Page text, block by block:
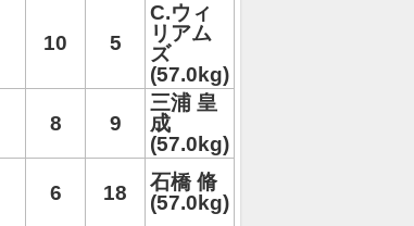
10 5
C.ウィ
リアム
ズ
(57.0kg)
8 9
三浦 皇
成
(57.0kg)
6 18
石橋 脩
(57.0kg)